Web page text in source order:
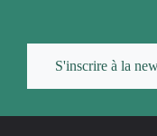
S'inscrire à la